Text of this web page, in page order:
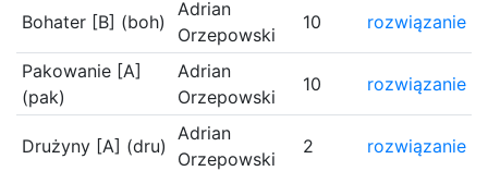
Bohater [B] (boh)
Adrian
Orzepowski
10 rozwiązanie
Pakowanie [A]
(pak)
Adrian
Orzepowski
10 rozwiązanie
Drużyny [A] (dru)
Adrian
Orzepowski
2 rozwiązanie